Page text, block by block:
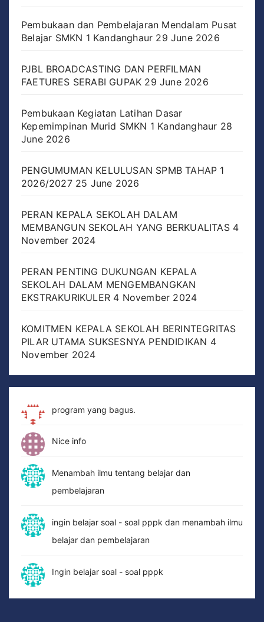
Pembukaan dan Pembelajaran Mendalam Pusat
Belajar SMKN 1 Kandanghaur 29 June 2026
PJBL BROADCASTING DAN PERFILMAN
FAETURES SERABI GUPAK 29 June 2026
Pembukaan Kegiatan Latihan Dasar
Kepemimpinan Murid SMKN 1 Kandanghaur 28
June 2026
PENGUMUMAN KELULUSAN SPMB TAHAP 1
2026/2027 25 June 2026
PERAN KEPALA SEKOLAH DALAM
MEMBANGUN SEKOLAH YANG BERKUALITAS 4
November 2024
PERAN PENTING DUKUNGAN KEPALA
SEKOLAH DALAM MENGEMBANGKAN
EKSTRAKURIKULER 4 November 2024
KOMITMEN KEPALA SEKOLAH BERINTEGRITAS
PILAR UTAMA SUKSESNYA PENDIDIKAN 4
November 2024
program yang bagus.
Nice info
Menambah ilmu tentang belajar dan
pembelajaran
ingin belajar soal - soal pppk dan menambah ilmu
belajar dan pembelajaran
Ingin belajar soal - soal pppk